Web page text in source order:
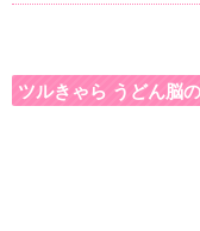
ツルきゃら うどん脳